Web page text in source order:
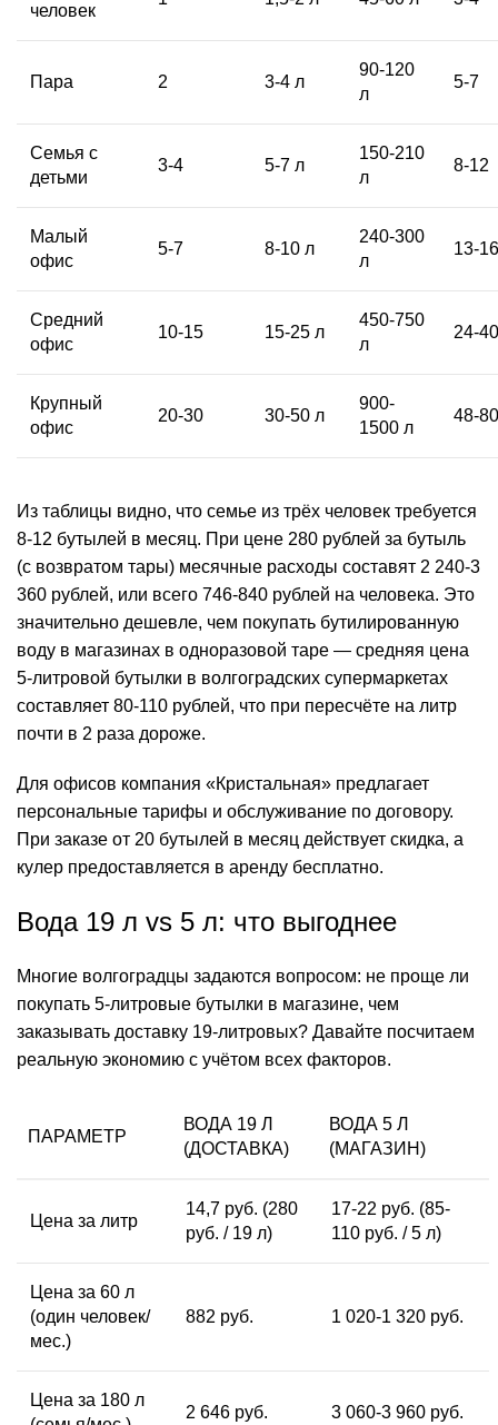
человек
Пара 2 3-4 л
90-120
л
5-7
Семья с
детьми
3-4 5-7 л
150-210
л
8-12
Малый
офис
5-7 8-10 л
240-300
л
13-16
Средний
офис
10-15 15-25 л
450-750
л
24-40
Крупный
офис
20-30 30-50 л
900-
1500 л
48-80
Из таблицы видно, что семье из трёх человек требуется
8-12 бутылей в месяц. При цене 280 рублей за бутыль
(с возвратом тары) месячные расходы составят 2 240-3
360 рублей, или всего 746-840 рублей на человека. Это
значительно дешевле, чем покупать бутилированную
воду в магазинах в одноразовой таре — средняя цена
5-литровой бутылки в волгоградских супермаркетах
составляет 80-110 рублей, что при пересчёте на литр
почти в 2 раза дороже.
Для офисов компания «Кристальная» предлагает
персональные тарифы и обслуживание по договору.
При заказе от 20 бутылей в месяц действует скидка, а
кулер предоставляется в аренду бесплатно.
Вода 19 л vs 5 л: что выгоднее
Многие волгоградцы задаются вопросом: не проще ли
покупать 5-литровые бутылки в магазине, чем
заказывать доставку 19-литровых? Давайте посчитаем
реальную экономию с учётом всех факторов.
ПАРАМЕТР
ВОДА 19 Л
(ДОСТАВКА)
ВОДА 5 Л
(МАГАЗИН)
Цена за литр
14,7 руб. (280
руб. / 19 л)
17-22 руб. (85-
110 руб. / 5 л)
Цена за 60 л
(один человек/
мес.)
882 руб. 1 020-1 320 руб.
Цена за 180 л
2 646 руб. 3 060-3 960 руб.